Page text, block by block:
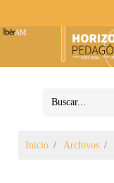
Inicio Archivos